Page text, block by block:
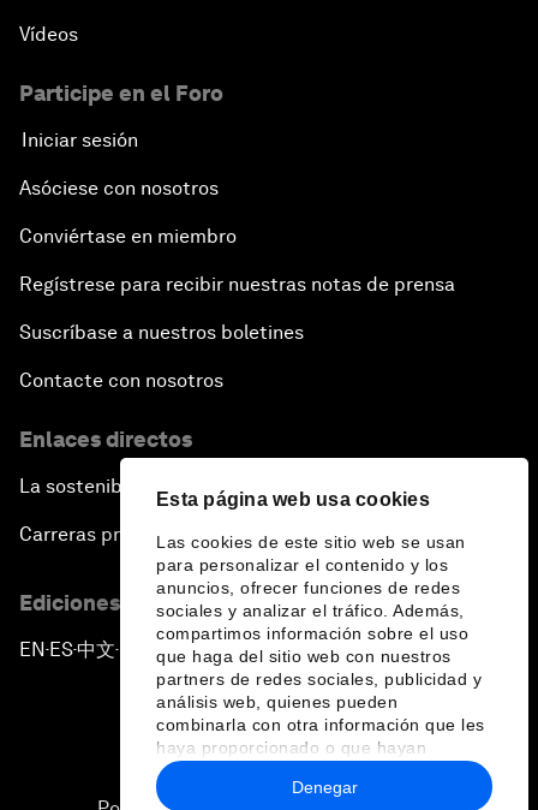
Esta página web usa cookies
Las cookies de este sitio web se usan
para personalizar el contenido y los
anuncios, ofrecer funciones de redes
sociales y analizar el tráfico. Además,
compartimos información sobre el uso
que haga del sitio web con nuestros
partners de redes sociales, publicidad y
análisis web, quienes pueden
combinarla con otra información que les
haya proporcionado o que hayan
recopilado a partir del uso que haya
hecho de sus servicios.
Denegar
Vídeos
Participe en el Foro
Iniciar sesión
Asóciese con nosotros
Conviértase en miembro
Regístrese para recibir nuestras notas de prensa
Suscríbase a nuestros boletines
Contacte con nosotros
Enlaces directos
La sostenibilidad en el Foro
Carreras profesionales
Ediciones en otros idiomas
EN ▪ES▪中文▪ 日本語